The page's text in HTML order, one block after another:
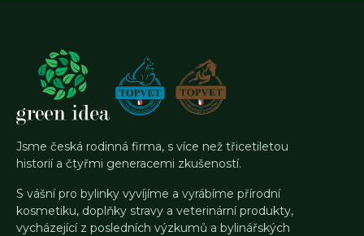
Jsme česká rodinná firma, s více než třicetiletou
historií a čtyřmi generacemi zkušeností.
S vášní pro bylinky vyvíjíme a vyrábíme přírodní
kosmetiku, doplňky stravy a veterinární produkty,
vycházející z posledních výzkumů a bylinářských